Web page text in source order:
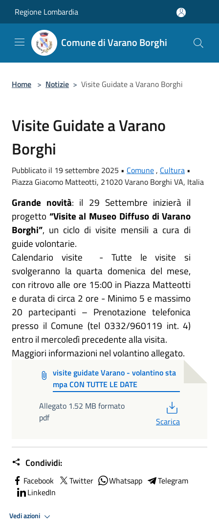
Regione Lombardia
Comune di Varano Borghi
Home > Notizie > Visite Guidate a Varano Borghi
Visite Guidate a Varano
Borghi
Pubblicato il 19 settembre 2025 • Comune , Cultura •
Piazza Giacomo Matteotti, 21020 Varano Borghi VA, Italia
Grande novità: il 29 Settembre inizierà il
progetto “Visite al Museo Diffuso di Varano
Borghi”, un ciclo di visite mensili a cura di
guide volontarie.
Calendario visite - Tutte le visite si
svolgeranno la quarta domenica del mese,
con ritrovo alle ore 15:00 in Piazza Matteotti
e durata di circa 2 ore - Minimo 5 e massimo
20 partecipanti – Prenotazione telefonica
presso il Comune (tel 0332/960119 int. 4)
entro il mercoledì precedente alla visita.
Maggiori informazioni nel volantino allegato.
visite guidate Varano - volantino sta
mpa CON TUTTE LE DATE
Allegato 1.52 MB formato
pdf
Scarica
Condividi:
Facebook Twitter Whatsapp
Telegram
LinkedIn
Vedi azioni